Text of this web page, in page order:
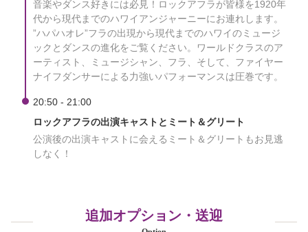
音楽やダンス好きには必見！ロックアフラが皆様を1920年
代から現代までのハワイアンジャーニーにお連れします。
”ハパハオレ”フラの出現から現代までのハワイのミュージ
ックとダンスの進化をご覧ください。ワールドクラスのア
ーティスト、ミュージシャン、フラ、そして、ファイヤー
ナイフダンサーによる力強いパフォーマンスは圧巻です。
20:50 - 21:00
ロックアフラの出演キャストとミート＆グリート
公演後の出演キャストに会えるミート＆グリートもお見逃
しなく！
追加オプション・送迎